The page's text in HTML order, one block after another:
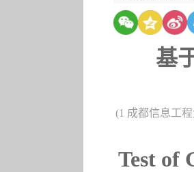
基
(1 成都信息工
Test of